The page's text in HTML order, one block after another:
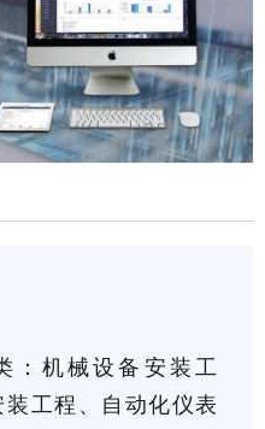
：机械设备安装工
工程、自动化仪表